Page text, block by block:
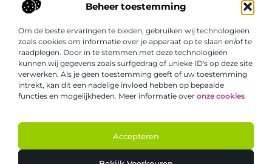
Beheer toestemming
Om de beste ervaringen te bieden, gebruiken wij technologieën
zoals cookies om informatie over je apparaat op te slaan en/of te
raadplegen. Door in te stemmen met deze technologieën
kunnen wij gegevens zoals surfgedrag of unieke ID's op deze site
verwerken. Als je geen toestemming geeft of uw toestemming
intrekt, kan dit een nadelige invloed hebben op bepaalde
functies en mogelijkheden. Meer informatie over onze cookies
Accepteren
Welgezond.nl – Jouw bron van boeiende
inzichten
Duik in een verzameling van artikelen en verhalen die het alledaagse
@2025 All Right Reserved. Design by